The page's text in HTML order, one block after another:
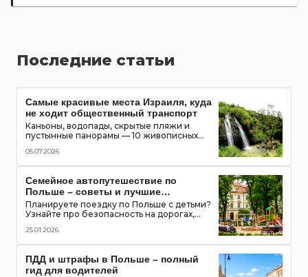
Последние статьи
Самые красивые места Израиля, куда
не ходит общественный транспорт
Каньоны, водопады, скрытые пляжи и
пустынные панорамы — 10 живописных
только на автомобиле
05.07.2026
Семейное автопутешествие по
Польше – советы и лучшие
маршруты с детьми
Планируете поездку по Польше с детьми?
Узнайте про безопасность на дорогах,
полезные приложения для путешествия
всей семьей
25.01.2026
ПДД и штрафы в Польше – полный
гид для водителей